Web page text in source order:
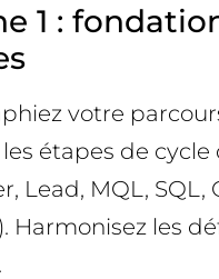
1 :
votre
étapes de cycle
Lead, MQL,
Harmonisez les